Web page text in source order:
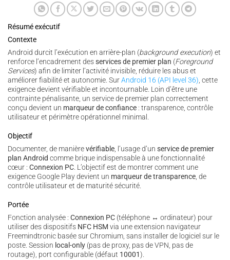
Résumé exécutif
Contexte
Android durcit l’exécution en arrière-plan (background execution) et
renforce l’encadrement desservices de premier plan (Foreground
Services) afin de limiter l’activité invisible, réduire les abus et
améliorer fiabilité et autonomie. SurAndroid 16 (API level 36), cette
exigence devient vérifiable et incontournable. Loin d’être une
contrainte pénalisante, un service de premier plan correctement
conçu devient un marqueur de confiance : transparence, contrôle
utilisateur et périmètre opérationnel minimal.
Objectif
Documenter, de manièrevérifiable, l’usage d’un service de premier
plan Android comme brique indispensable à une fonctionnalité
cœur : Connexion PC. L’objectif est de montrer comment une
exigence Google Play devient un marqueur de transparence, de
contrôle utilisateur et de maturité sécurité.
Portée
Fonction analysée : Connexion PC (téléphone ↔ ordinateur) pour
utiliser des dispositifs NFC HSM via une extension navigateur
Freemindtronic basée sur Chromium, sans installer de logiciel sur le
poste. Session local-only (pas de proxy, pas de VPN, pas de
routage), port configurable (défaut 10001).